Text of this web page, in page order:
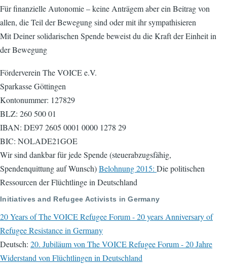
Für finanzielle Autonomie – keine Anträgem aber ein Beitrag von
allen, die Teil der Bewegung sind oder mit ihr sympathisieren
Mit Deiner solidarischen Spende beweist du die Kraft der Einheit in
der Bewegung
Förderverein The VOICE e.V.
Sparkasse Göttingen
Kontonummer: 127829
BLZ: 260 500 01
IBAN: DE97 2605 0001 0000 1278 29
BIC: NOLADE21GOE
Wir sind dankbar für jede Spende (steuerabzugsfähig,
Spendenquittung auf Wunsch)Belohnung 2015: Die politischen
Ressourcen der Flüchtlinge in Deutschland
Initiatives and Refugee Activists in Germany
20 Years of The VOICE Refugee Forum - 20 years Anniversary of
Refugee Resistance in Germany
Deutsch: 20. Jubiläum von The VOICE Refugee Forum - 20 Jahre
Widerstand von Flüchtlingen in Deutschland